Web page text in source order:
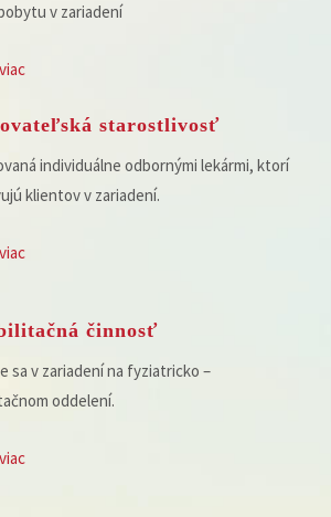
v zariadení
starostlivosť
individuálne odbornými lekármi, ktorí
klientov v zariadení.
činnosť
sa v zariadení na fyziatricko –
oddelení.